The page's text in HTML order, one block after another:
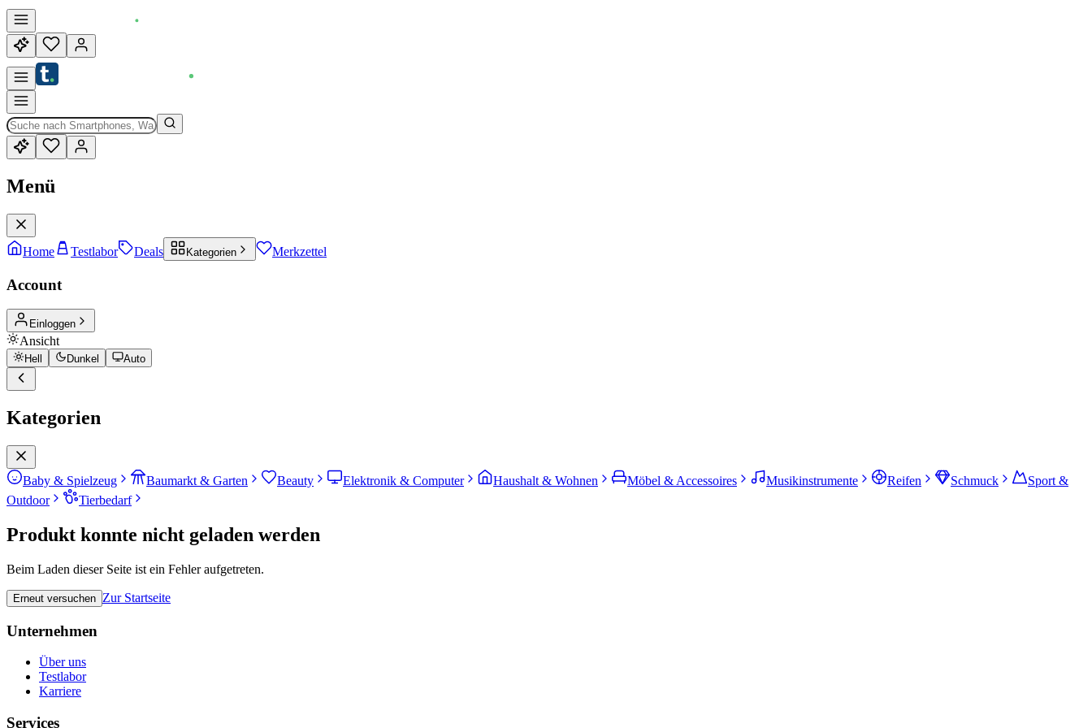
Menü
Home Testlabor Deals Kategorien Merkzettel
Account
Einloggen
Ansicht
Hell Dunkel Auto
Kategorien
Baby & Spielzeug Baumarkt & Garten Beauty Elektronik & Computer Haushalt & Wohnen Möbel & Accessoires Musikinstrumente Reifen Schmuck
Sport &
Outdoor
Tierbedarf
Produkt konnte nicht geladen werden
Beim Laden dieser Seite ist ein Fehler aufgetreten.
Erneut versuchen Zur Startseite
Unternehmen
Über uns
Testlabor
Karriere
Services